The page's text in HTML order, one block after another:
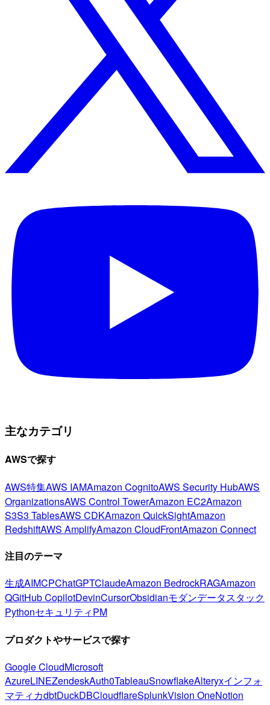
主なカテゴリ
AWSで探す
AWS特集AWS IAMAmazon CognitoAWS Security HubAWS
OrganizationsAWS Control TowerAmazon EC2Amazon
S3S3 TablesAWS CDKAmazon QuickSightAmazon
RedshiftAWS AmplifyAmazon CloudFrontAmazon Connect
注目のテーマ
生成AIMCPChatGPTClaudeAmazon BedrockRAGAmazon
QGitHub CopilotDevinCursorObsidianモダンデータスタック
PythonセキュリティPM
プロダクトやサービスで探す
Google CloudMicrosoft
AzureLINEZendeskAuth0TableauSnowflakeAlteryxインフォ
マティカdbtDuckDBCloudflareSplunkVision OneNotion